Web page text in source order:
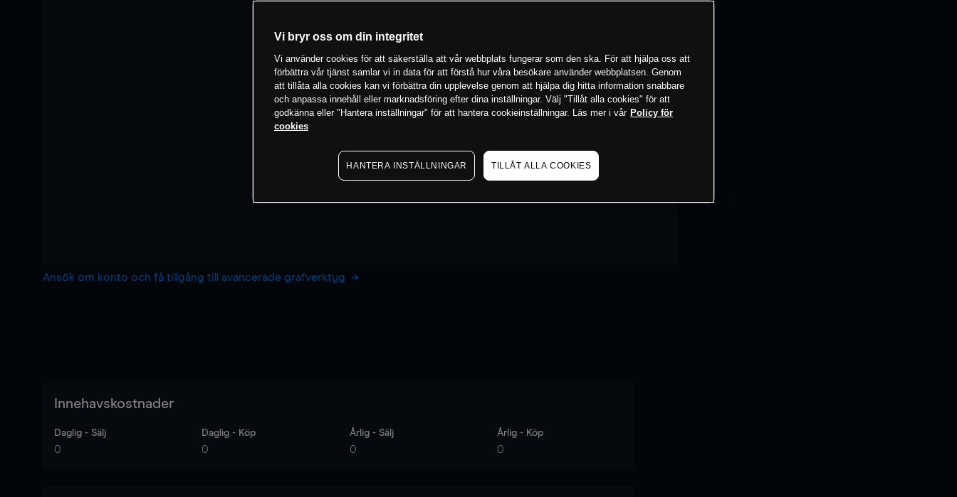
Ansök om konto och få tillgång till avancerade grafverktyg
Innehavskostnader
Daglig - Sälj
0
Daglig - Köp
0
Årlig - Sälj
0
Årlig - Köp
0
Vi bryr oss om din integritet
Vi använder cookies för att säkerställa att vår webbplats fungerar som den ska. För att hjälpa oss att
förbättra vår tjänst samlar vi in data för att förstå hur våra besökare använder webbplatsen. Genom
att tillåta alla cookies kan vi förbättra din upplevelse genom att hjälpa dig hitta information snabbare
och anpassa innehåll eller marknadsföring efter dina inställningar. Välj "Tillåt alla cookies" för att
godkänna eller "Hantera inställningar" för att hantera cookieinställningar. Läs mer i vår Policy för
cookies
HANTERA INSTÄLLNINGAR TILLÅT ALLA COOKIES